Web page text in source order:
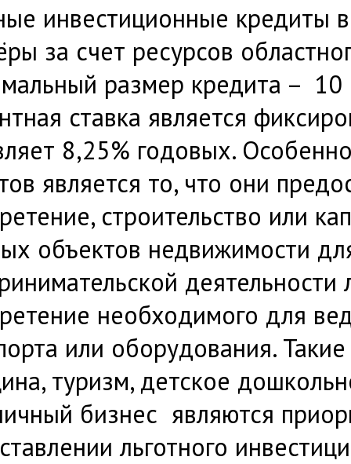
инвестиционные кредиты
за счет ресурсов
размер кредита – 10
ставка является
8,25% годовых.
является то, что они
строительство или
объектов недвижимости
деятельности
необходимого для
или оборудования.
туризм, детское
бизнес являются
льготного